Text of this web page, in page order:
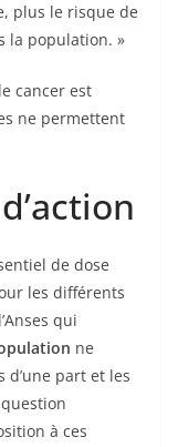
plus le risque de
la population. »
cancer est
ne permettent
de dose
les différents
qui
ne
d’une part et les
à ces